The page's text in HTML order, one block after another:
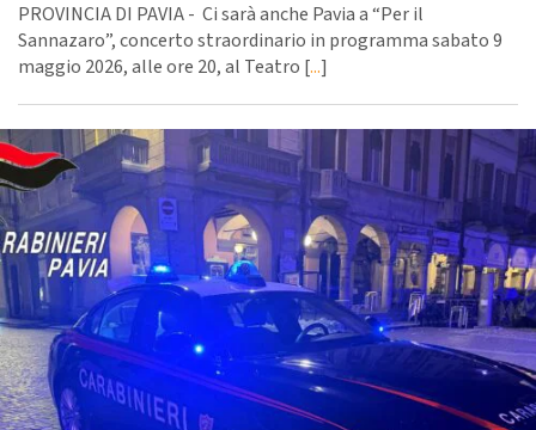
PROVINCIA DI PAVIA - Ci sarà anche Pavia a “Per il
Sannazaro”, concerto straordinario in programma sabato 9
maggio 2026, alle ore 20, al Teatro [...]